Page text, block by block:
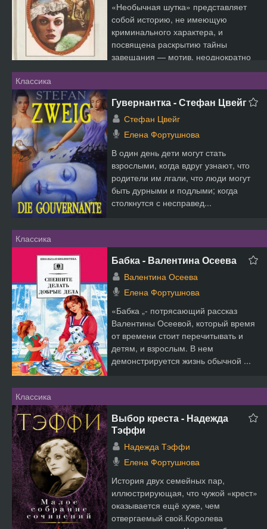
«Необычная шутка» представляет
собой историю, не имеющую
криминального характера, и
посвящена раскрытию тайны
завещания — мотив, неоднократно
привлека...
Классика
Гувернантка - Стефан Цвейг
Стефан Цвейг
Елена Фортушнова
В один день дети могут стать
взрослыми, когда вдруг узнают, что
родители им лгали, что люди могут
быть дурными и подлыми; когда
столкнутся с несправед...
Классика
Бабка - Валентина Осеева
Валентина Осеева
Елена Фортушнова
«Бабка „- потрясающий рассказ
Валентины Осеевой, который время
от времени стоит перечитывать и
детям, и взрослым. В нем
демонстрируется жизнь обычной ...
Классика
Выбор креста - Надежда
Тэффи
Надежда Тэффи
Елена Фортушнова
История двух семейных пар,
иллюстрирующая, что чужой «крест»
оказывается ещё хуже, чем
отвергаемый свой.Королева